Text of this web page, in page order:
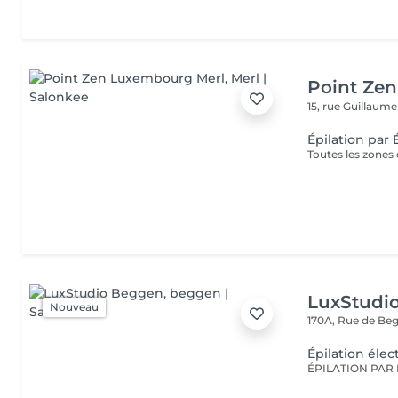
Point
15, rue
Épilation par
Nouveau
170A, Rue de
Épilation